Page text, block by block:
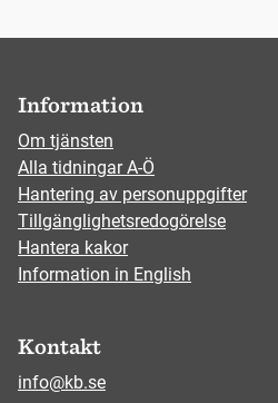
Information
Om tjänsten
Alla tidningar A-Ö
Hantering av personuppgifter
Tillgänglighetsredogörelse
Hantera kakor
Information in English
Kontakt
info@kb.se